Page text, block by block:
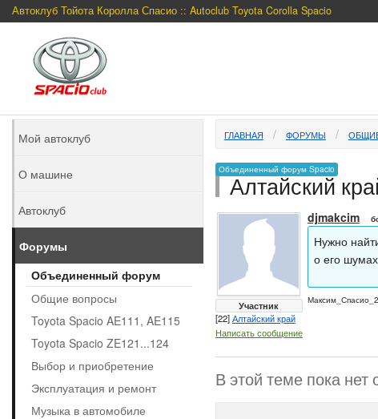
Автоклуб Тойота Королла Спасио :: Autoclub Toyota Corolla Spacio
ГЛАВНАЯ ФОРУМЫ
Объединенный форум Spacio
Алтайский
Участник
[22]Алтайский край
Написать сообщение
djmakcim
Нужно
о его
В этой теме пока нет
Мой автоклуб
О машине
Автоклуб
Форумы
Объединенный форум
Общие вопросы
Toyota Spacio AE111, AE115
Toyota Spacio ZE121...124
Выбор и приобретение
Эксплуатация и ремонт
Музыка в автомобиле